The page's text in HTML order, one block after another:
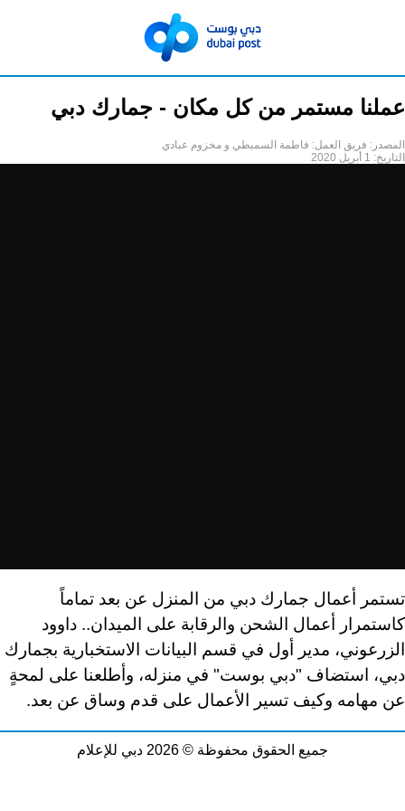
عملنا مستمر من كل مكان - جمارك دبي
المصدر: فريق العمل: فاطمة السميطي و مخزوم عبادي
التاريخ: 1 أبريل 2020
تستمر أعمال جمارك دبي من المنزل عن بعد تماماً
كاستمرار أعمال الشحن والرقابة على الميدان.. داوود
الزرعوني، مدير أول في قسم البيانات الاستخبارية بجمارك
دبي، استضاف "دبي بوست" في منزله، وأطلعنا على لمحةٍ
عن مهامه وكيف تسير الأعمال على قدم وساق عن بعد.
جميع الحقوق محفوظة © 2026 دبي للإعلام